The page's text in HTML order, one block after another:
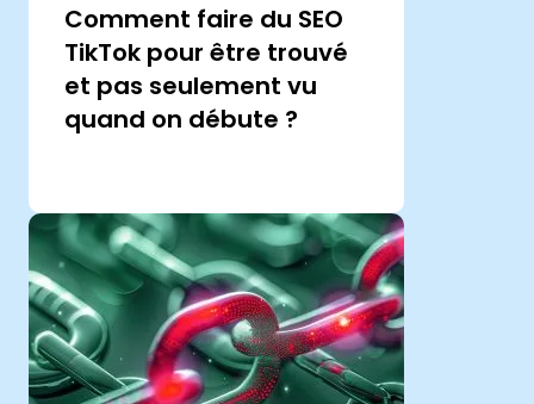
Comment faire du SEO
TikTok pour être trouvé
et pas seulement vu
quand on débute ?